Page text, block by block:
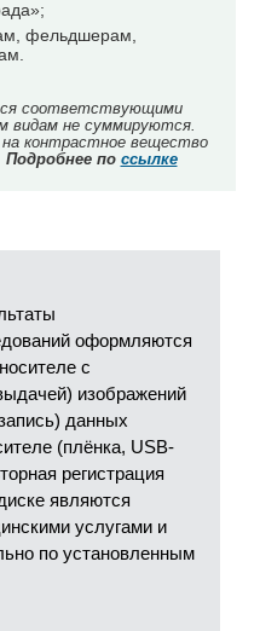
фельдшерам,
соответствующими
видам не суммируются.
контрастное вещество
Подробнее по ссылке
оформляются
с
изображений
данных
(плёнка, USB-
регистрация
являются
услугами и
по установленным